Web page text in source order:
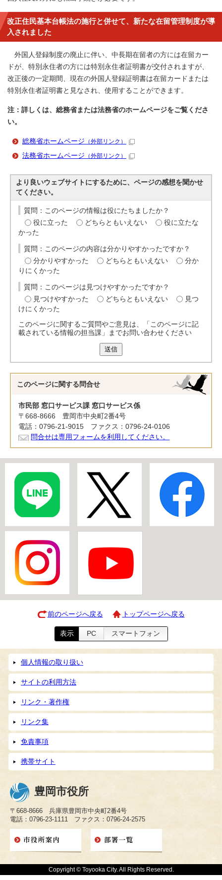
改正住民基本台帳法の施行と併せて、新たな在留管理制度が導
入されました
外国人登録制度の廃止に伴い、中長期在留者の方には在留カー
ドが、特別永住者の方には特別永住者証明書が交付されますが、
改正後の一定期間、現在の外国人登録証明書は在留カードまたは
特別永住者証明書と見なされ、使用することができます。
注：詳しくは、総務省または法務省のホームページをご覧くださ
い。
総務省ホームページ （外部リンク）
法務省ホームページ （外部リンク）
より良いウェブサイトにするために、ページの感想を聞かせ
てください。
質問：このページの情報は役にたちましたか？
役に立った
どちらともいえない
役に立たな
かった
質問：このページの内容は分かりやすかったですか？
分かりやすかった
どちらともいえない
分か
りにくかった
質問：このページは見つけやすかったですか？
見つけやすかった
どちらともいえない
見つ
けにくかった
このページに関するご質問やご意見は、「このページに記
載されている情報の担当課」までお問い合わせください
送信
このページに関する 問合せ
市民部 窓口サービス課 窓口サービス係
〒668-8666 豊岡市中央町2番4号
電話：0796-21-9015 ファクス：0796-24-0106
問合せは専用フォームを利用してください。
前のページへ戻る トップページへ戻る
表示 PC スマートフォン
個人情報の取り扱い
サイトの利用方法
リンク・著作権
リンク集
免責事項
携帯サイト
豊岡市役所
〒668-8666 兵庫県豊岡市中央町2番4号
電話：0796-23-1111 ファクス：0796-24-2575
Copyright © Toyooka City. All Rights Reserved.